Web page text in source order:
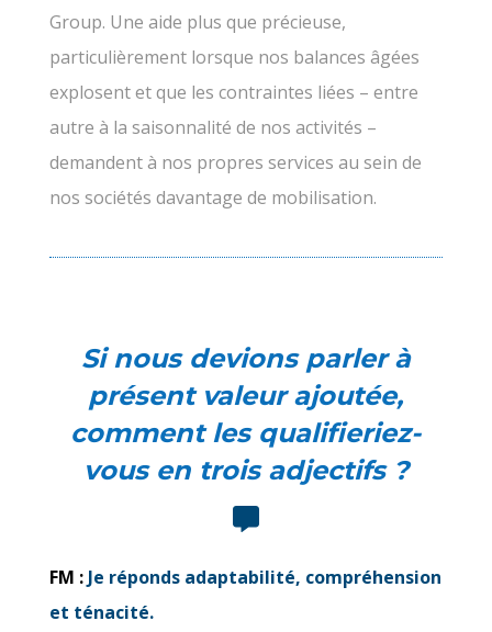
Group. Une aide plus que précieuse,
particulièrement lorsque nos balances âgées
explosent et que les contraintes liées – entre
autre à la saisonnalité de nos activités –
demandent à nos propres services au sein de
nos sociétés davantage de mobilisation.
Si nous devions parler à
présent valeur ajoutée,
comment les qualifieriez-
vous en trois adjectifs ?
FM : Je réponds adaptabilité, compréhension
et ténacité.